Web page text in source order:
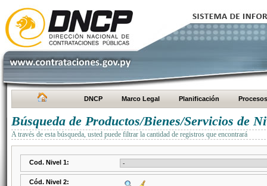
DNCP Marco Legal Planificación Procesos
Búsqueda de Productos/Bienes/Servicios de
A través de esta búsqueda, usted puede filtrar la cantidad de registros que encontrará
Cod. Nivel 1:
Cód. Nivel 2: